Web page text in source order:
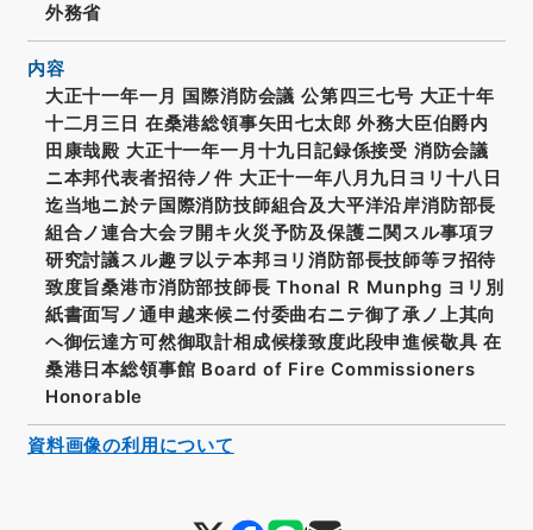
外務省
内容
大正十一年一月 国際消防会議 公第四三七号 大正十年
十二月三日 在桑港総領事矢田七太郎 外務大臣伯爵内
田康哉殿 大正十一年一月十九日記録係接受 消防会議
ニ本邦代表者招待ノ件 大正十一年八月九日ヨリ十八日
迄当地ニ於テ国際消防技師組合及大平洋沿岸消防部長
組合ノ連合大会ヲ開キ火災予防及保護ニ関スル事項ヲ
研究討議スル趣ヲ以テ本邦ヨリ消防部長技師等ヲ招待
致度旨桑港市消防部技師長 Thonal R Munphg ヨリ別
紙書面写ノ通申越来候ニ付委曲右ニテ御了承ノ上其向
ヘ御伝達方可然御取計相成候様致度此段申進候敬具 在
桑港日本総領事館 Board of Fire Commissioners
Honorable
資料画像の利用について